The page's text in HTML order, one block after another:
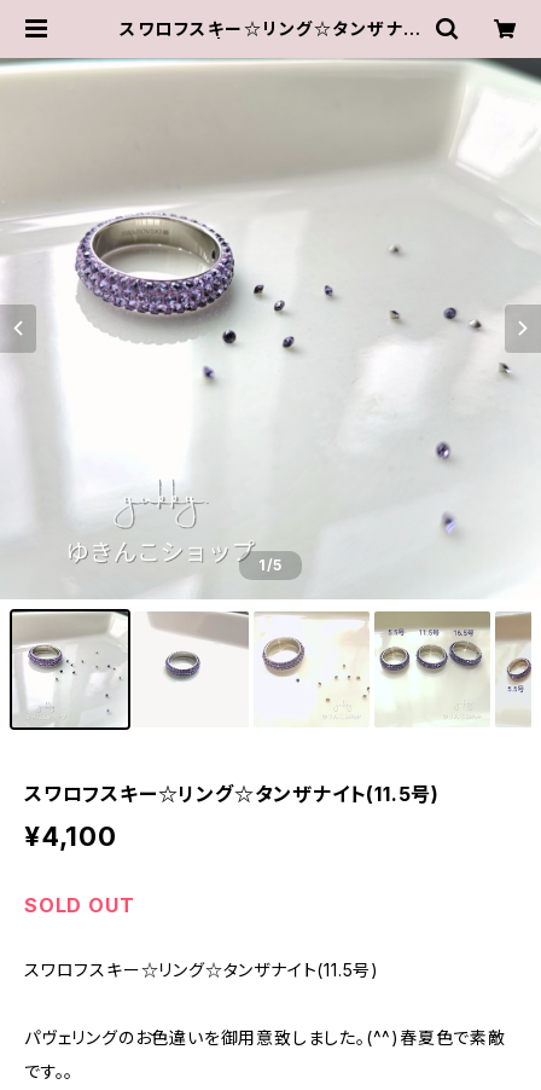
スワロフスキー☆リング☆タンザナイ
y.）アクセサリーショップ
1/5
スワロフスキー☆リング☆タンザナイト(11.5号)
¥4,100
SOLD OUT
スワロフスキー☆リング☆タンザナイト(11.5号)
パヴェリングのお色違いを御用意致しました。(^^)春夏色で素敵
です。。